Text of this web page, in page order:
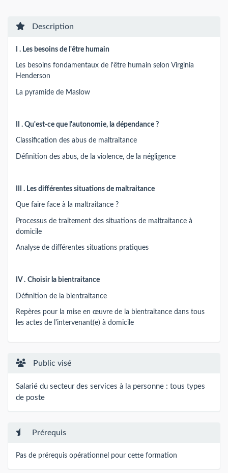
Description
I . Les besoins de l'être humain
Les besoins fondamentaux de l'être humain selon Virginia
Henderson
La pyramide de Maslow
II . Qu'est-ce que l'autonomie, la dépendance ?
Classification des abus de maltraitance
Définition des abus, de la violence, de la négligence
III . Les différentes situations de maltraitance
Que faire face à la maltraitance ?
Processus de traitement des situations de maltraitance à
domicile
Analyse de différentes situations pratiques
IV . Choisir la bientraitance
Définition de la bientraitance
Repères pour la mise en œuvre de la bientraitance dans tous
les actes de l'intervenant(e) à domicile
Public visé
Salarié du secteur des services à la personne : tous types
de poste
Prérequis
Pas de prérequis opérationnel pour cette formation